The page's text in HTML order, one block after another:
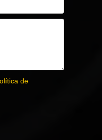
de